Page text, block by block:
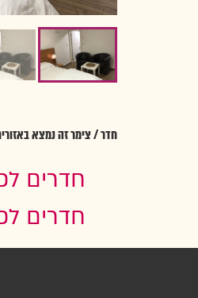
חדר / צימר זה נמצא
חדרים
חדרים